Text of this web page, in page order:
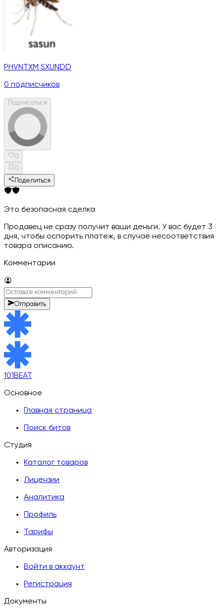
PHVNTXM SXUNDD
0 подписчиков
Подписаться
0
0
Поделиться
Это безопасная сделка
Продавец не сразу получит ваши деньги. У вас будет 3
дня, чтобы оспорить платеж, в случае несоответствия
товара описанию.
Комментарии
Отправить
101BEAT
Основное
Главная страница
Поиск битов
Студия
Каталог товаров
Лицензии
Аналитика
Профиль
Тарифы
Авторизация
Войти в аккаунт
Регистрация
Документы